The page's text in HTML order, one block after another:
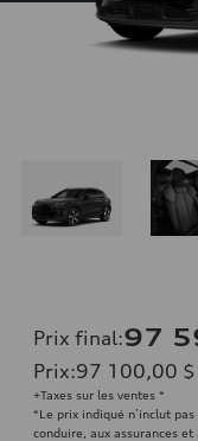
Prix final:97
Prix:97 100,00 $
+Taxes sur les ventes *
*Le prix indiqué n’inclut
conduire, aux assurances